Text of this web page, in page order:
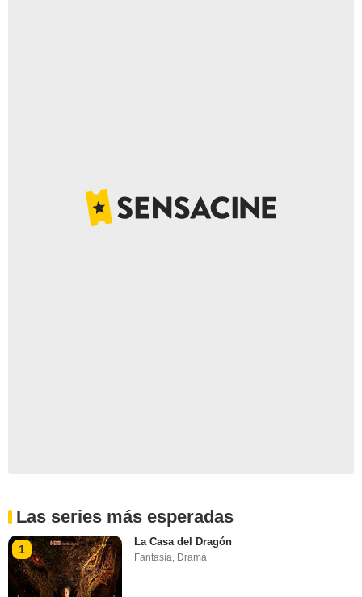
Las series más esperadas
1
La Casa del Dragón
Fantasía, Drama